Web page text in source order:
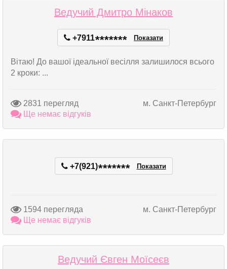
Ведучий Дмитро Мінаков
+7911******* Показати
Вітаю! До вашої ідеальної весілля залишилося всього
2 кроки: ...
2831 перегляд
м. Санкт-Петербург
Ще немає відгуків
+7(921)******* Показати
1594 перегляда
м. Санкт-Петербург
Ще немає відгуків
Ведучий Євген Моїсеєв